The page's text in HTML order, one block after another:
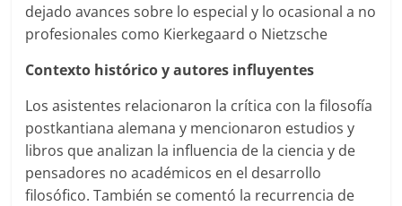
dejado avances sobre lo especial y lo ocasional a no
profesionales como Kierkegaard o Nietzsche
Contexto histórico y autores influyentes
Los asistentes relacionaron la crítica con la filosofía
postkantiana alemana y mencionaron estudios y
libros que analizan la influencia de la ciencia y de
pensadores no académicos en el desarrollo
filosófico. También se comentó la recurrencia de